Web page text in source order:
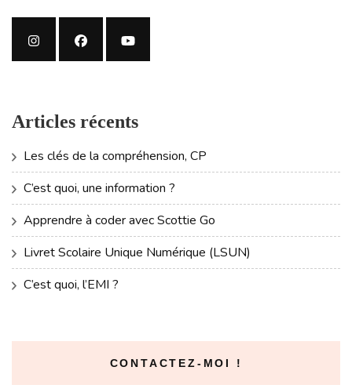
Articles récents
Les clés de la compréhension, CP
C’est quoi, une information ?
Apprendre à coder avec Scottie Go
Livret Scolaire Unique Numérique (LSUN)
C’est quoi, l’EMI ?
CONTACTEZ-MOI !